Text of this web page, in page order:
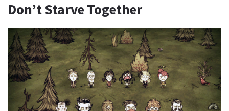
Don’t Starve Together